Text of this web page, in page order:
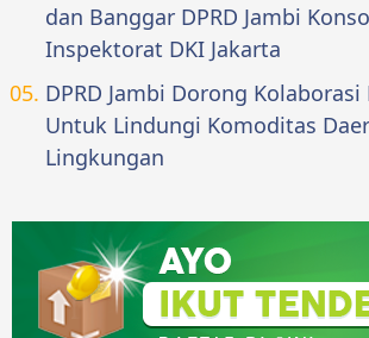
dan Banggar DPRD Jambi
Inspektorat DKI Jakarta
DPRD Jambi Dorong Kolaborasi
Untuk Lindungi Komoditas
Lingkungan